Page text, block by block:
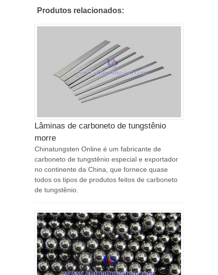
Produtos relacionados:
Lâminas de carboneto de tungstênio
morre
Chinatungsten Online é um fabricante de
carboneto de tungstênio especial e exportador
no continente da China, que fornece quase
todos os tipos de produtos feitos de carboneto
de tungstênio.